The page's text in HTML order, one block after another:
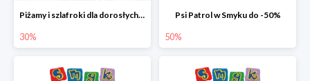
Piżamy i szlafroki dla dorosłych w Smyku do -30%
30%
Psi Patrol w Smyku do -50%
50%